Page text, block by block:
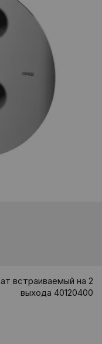
встраиваемый на 2
выхода 40120400